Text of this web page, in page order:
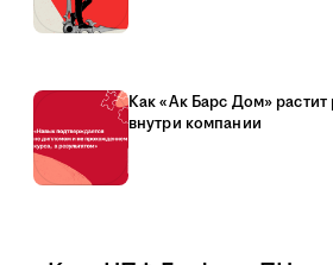
Как «Ак Барс Дом» растит
внутри компании